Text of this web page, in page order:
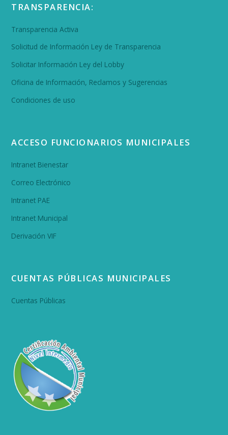
TRANSPARENCIA:
Transparencia Activa
Solicitud de Información Ley de Transparencia
Solicitar Información Ley del Lobby
Oficina de Información, Reclamos y Sugerencias
Condiciones de uso
ACCESO FUNCIONARIOS MUNICIPALES
Intranet Bienestar
Correo Electrónico
Intranet PAE
Intranet Municipal
Derivación VIF
CUENTAS PÚBLICAS MUNICIPALES
Cuentas Públicas